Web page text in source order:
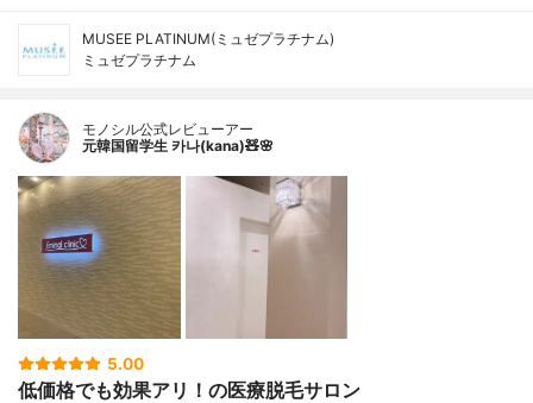
MUSEE PLATINUM(ミュゼプラチナム)
ミュゼプラチナム
モノシル公式レビューアー
元韓国留学生 카나(kana)🧸🌸
5.00
低価格でも効果アリ！の医療脱毛サロン